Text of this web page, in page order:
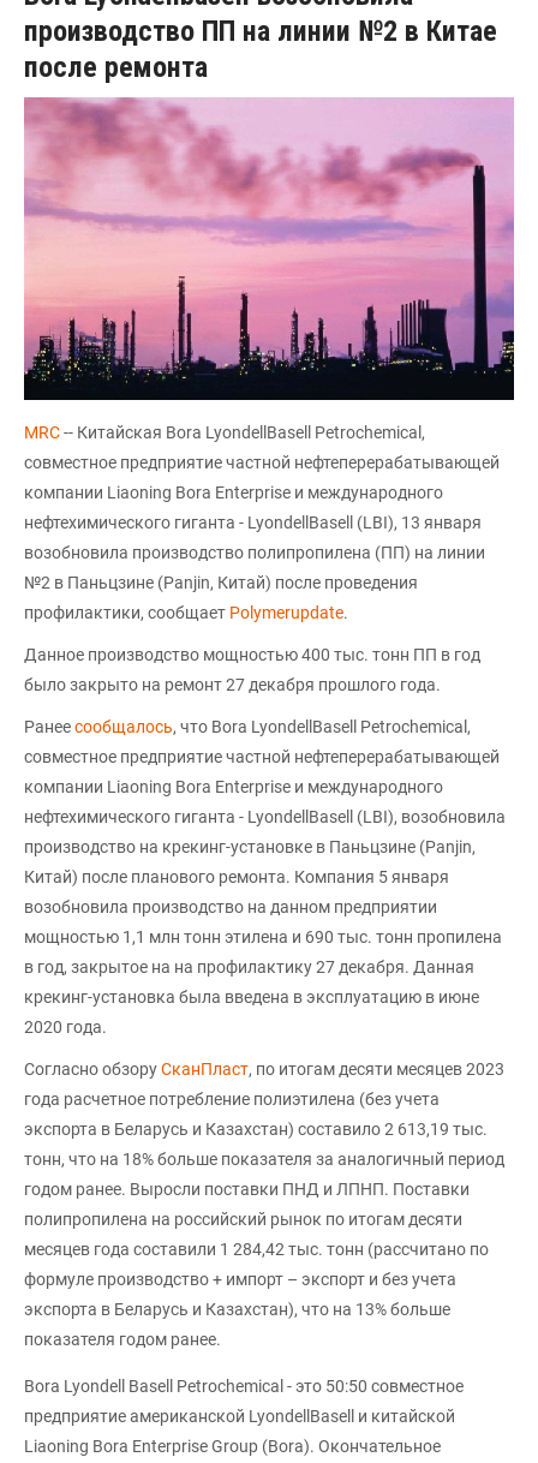
производство ПП на линии №2 в Китае
после ремонта
MRC-- Китайская Bora LyondellBasell Petrochemical,
совместное предприятие частной нефтеперерабатывающей
компании Liaoning Bora Enterprise и международного
нефтехимического гиганта - LyondellBasell (LBI), 13 января
возобновила производство полипропилена (ПП) на линии
№2 в Паньцзине (Panjin, Китай) после проведения
профилактики, сообщает Polymerupdate.
Данное производство мощностью 400 тыс. тонн ПП в год
было закрыто на ремонт 27 декабря прошлого года.
Ранеесообщалось, что Bora LyondellBasell Petrochemical,
совместное предприятие частной нефтеперерабатывающей
компании Liaoning Bora Enterprise и международного
нефтехимического гиганта - LyondellBasell (LBI), возобновила
производство на крекинг-установке в Паньцзине (Panjin,
Китай) после планового ремонта. Компания 5 января
возобновила производство на данном предприятии
мощностью 1,1 млн тонн этилена и 690 тыс. тонн пропилена
в год, закрытое на на профилактику 27 декабря. Данная
крекинг-установка была введена в эксплуатацию в июне
2020 года.
Согласно обзоруСканПласт, по итогам десяти месяцев 2023
года расчетное потребление полиэтилена (без учета
экспорта в Беларусь и Казахстан) составило 2 613,19 тыс.
тонн, что на 18% больше показателя за аналогичный период
годом ранее. Выросли поставки ПНД и ЛПНП. Поставки
полипропилена на российский рынок по итогам десяти
месяцев года составили 1 284,42 тыс. тонн (рассчитано по
формуле производство + импорт – экспорт и без учета
экспорта в Беларусь и Казахстан), что на 13% больше
показателя годом ранее.
Bora Lyondell Basell Petrochemical - это 50:50 совместное
предприятие американской LyondellBasell и китайской
Liaoning Bora Enterprise Group (Bora). Окончательное